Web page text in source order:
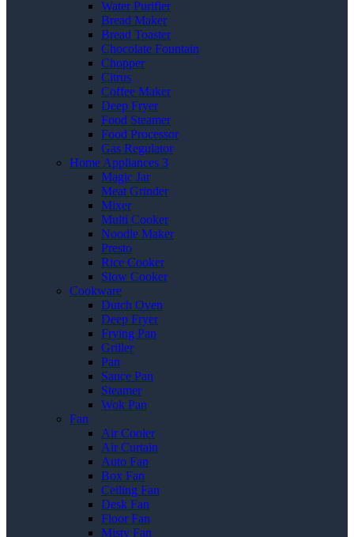
Water Purifier
Bread Maker
Bread Toaster
Chocolate Fountain
Chopper
Citrus
Coffee Maker
Deep Fryer
Food Steamer
Food Processor
Gas Regulator
Home Appliances 3
Magic Jar
Meat Grinder
Mixer
Multi Cooker
Noodle Maker
Presto
Rice Cooker
Slow Cooker
Cookware
Dutch Oven
Deep Fryer
Frying Pan
Griller
Pan
Sauce Pan
Steamer
Wok Pan
Fan
Air Cooler
Air Curtain
Auto Fan
Box Fan
Ceiling Fan
Desk Fan
Floor Fan
Misty Fan